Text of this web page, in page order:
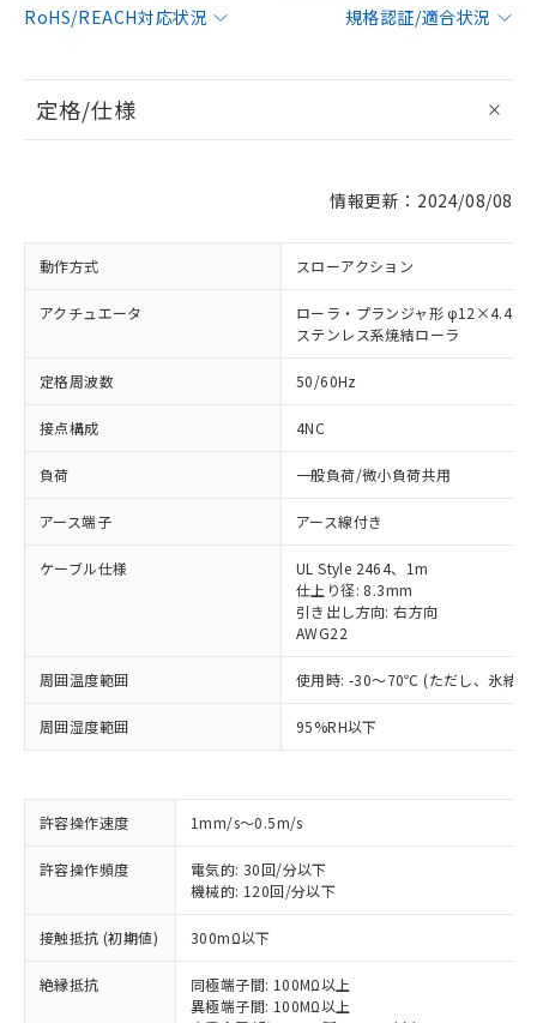
RoHS/REACH対応状況
規格認証/適合状況
定格/仕様
情報更新：2024/08/08
動作方式 スローアクション
アクチュエータ
ローラ・プランジャ形 φ12×4.4
ステンレス系焼結ローラ
定格周波数 50/60Hz
接点構成 4NC
負荷 一般負荷/微小負荷共用
アース端子 アース線付き
ケーブル仕様
UL Style 2464、1m
仕上り径: 8.3mm
引き出し方向: 右方向
AWG22
周囲温度範囲 使用時: -30～70℃ (ただし、氷結し
周囲湿度範囲 95%RH以下
許容操作速度 1mm/s～0.5m/s
許容操作頻度
電気的: 30回/分以下
機械的: 120回/分以下
接触抵抗 (初期値) 300mΩ以下
絶縁抵抗
同極端子間: 100MΩ以上
異極端子間: 100MΩ以上
※1 対応状況
対応済み：EU RoHS指令（10物質）の
非含有に対応した製品が提供可能な商品で